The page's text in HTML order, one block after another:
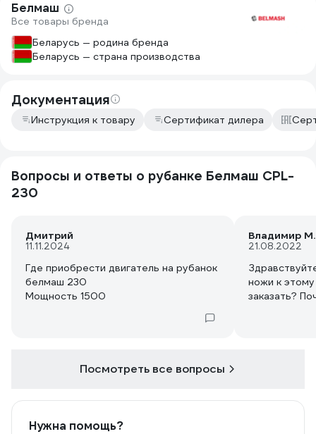
Белмаш
Все товары бренда
Беларусь — родина бренда
Беларусь — страна производства
Документация
Инструкция к товару Сертификат дилера
Вопросы и ответы о рубанке Белмаш CPL-
230
Дмитрий
11.11.2024
Где приобрести двигатель на рубанок
белмаш 230
Мощность 1500
Владимир М.
21.08.2022
ножи к
заказать?
Посмотреть все вопросы
Нужна помощь?